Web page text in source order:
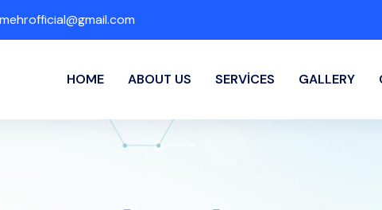
HOME ABOUT US SERVICES GALLERY